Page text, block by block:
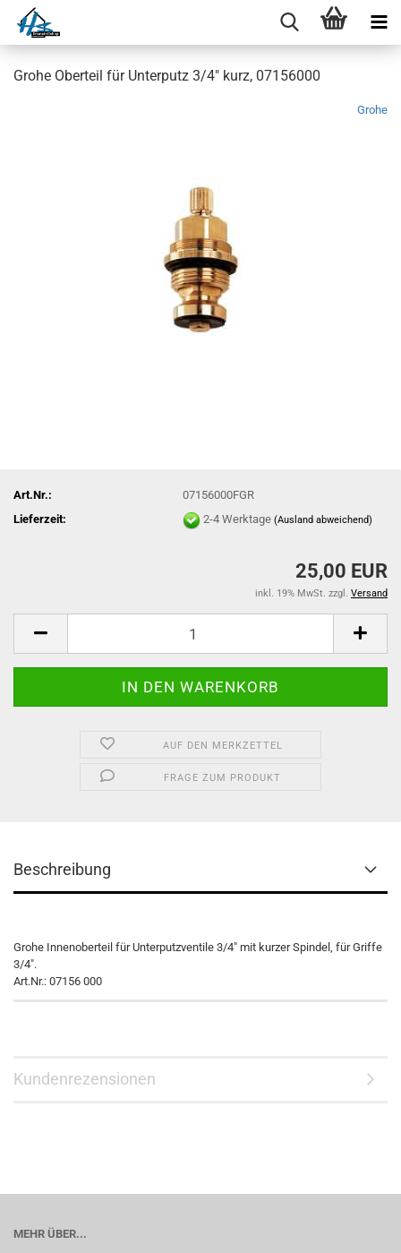
Grohe Oberteil für Unterputz 3/4" kurz, 07156000
Grohe
Art.Nr.:
07156000FGR
Lieferzeit:
2-4 Werktage(Ausland abweichend)
25,00 EUR
inkl. 19% MwSt. zzgl. Versand
AUF DEN MERKZETTEL
FRAGE ZUM PRODUKT
Beschreibung
Grohe Innenoberteil für Unterputzventile 3/4" mit kurzer Spindel, für Griffe
3/4".
Art.Nr.: 07156 000
Kundenrezensionen
MEHR ÜBER...